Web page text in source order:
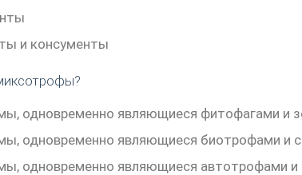
и консументы
одновременно являющиеся фитофагами и
одновременно являющиеся биотрофами и
одновременно являющиеся автотрофами и